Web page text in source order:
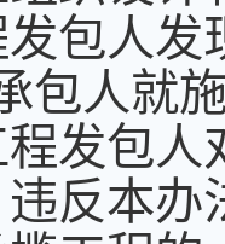
包人
人就
发包
反本办